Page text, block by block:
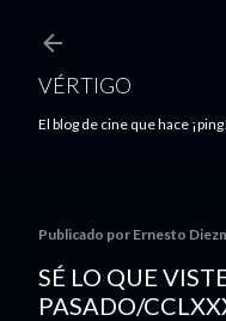
VÉRTIGO
El blog de cine que hace ¡ping!
Publicado por Ernesto
SÉ LO QUE
PASADO/